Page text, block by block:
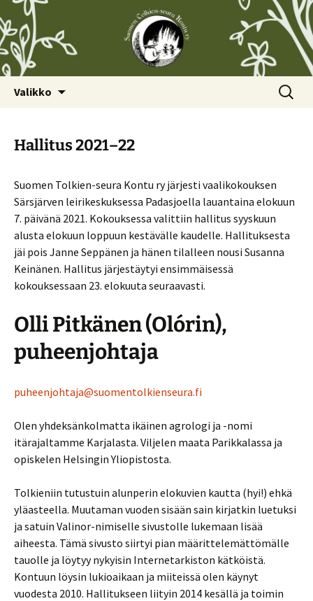
Valikko Haku:
Hallitus 2021–22
Suomen Tolkien-seura Kontu ry järjesti vaalikokouksen
Särsjärven leirikeskuksessa Padasjoella lauantaina elokuun
7. päivänä 2021. Kokouksessa valittiin hallitus syyskuun
alusta elokuun loppuun kestävälle kaudelle. Hallituksesta
jäi pois Janne Seppänen ja hänen tilalleen nousi Susanna
Keinänen. Hallitus järjestäytyi ensimmäisessä
kokouksessaan 23. elokuuta seuraavasti.
Olli Pitkänen (Olórin),
puheenjohtaja
puheenjohtaja@suomentolkienseura.fi
Olen yhdeksänkolmatta ikäinen agrologi ja -nomi
itärajaltamme Karjalasta. Viljelen maata Parikkalassa ja
opiskelen Helsingin Yliopistosta.
Tolkieniin tutustuin alunperin elokuvien kautta (hyi!) ehkä
yläasteella. Muutaman vuoden sisään sain kirjatkin luetuksi
ja satuin Valinor-nimiselle sivustolle lukemaan lisää
aiheesta. Tämä sivusto siirtyi pian määrittelemättömälle
tauolle ja löytyy nykyisin Internetarkiston kätköistä.
Kontuun löysin lukioaikaan ja miiteissä olen käynyt
vuodesta 2010. Hallitukseen liityin 2014 kesällä ja toimin